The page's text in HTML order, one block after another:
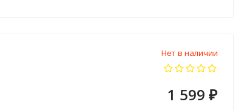
Нет в наличии
1 599 ₽